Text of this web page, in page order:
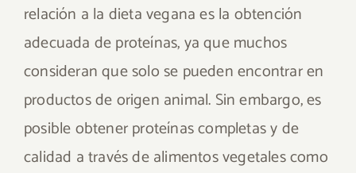
relación a la dieta vegana es la obtención
adecuada de proteínas, ya que muchos
consideran que solo se pueden encontrar en
productos de origen animal. Sin embargo, es
posible obtener proteínas completas y de
calidad a través de alimentos vegetales como